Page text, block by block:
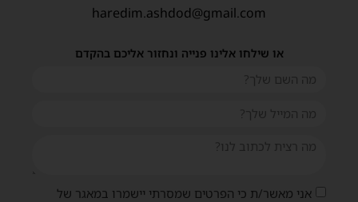
haredim.ashdod@gmail.com
או שילחו אלינו פנייה ונחזור אליכם בהקדם
אני מאשר/ת כי הפרטים שמסרתי יישמרו במאגר של